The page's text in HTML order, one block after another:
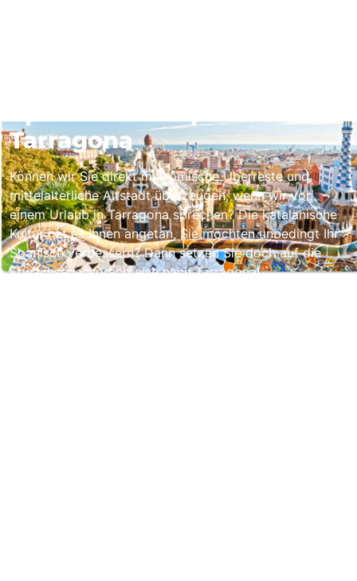
Tarragona
Können wir Sie direkt mit römische Überreste und
mittelalterliche Altstadt überzeugen, wenn wir von
einem Urlaub in Tarragona sprechen? Die katalanische
Kultur hat es Ihnen angetan, Sie möchten unbedingt Ihr
Spanisch verbessern? Dann setzen Sie doch auf die
Erwachsenensprachreise nach Tarragona!